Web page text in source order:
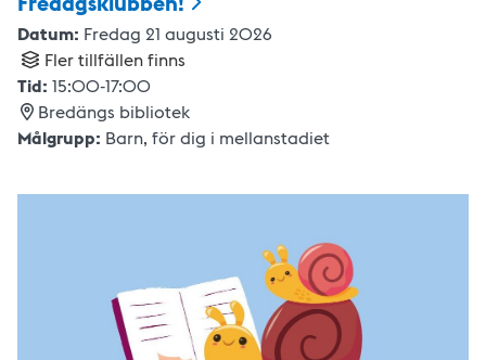
Datum: Fredag 21 augusti 2026
Fler tillfällen finns
Tid: 15:00-17:00
Bredängs bibliotek
Målgrupp: Barn, för dig i mellanstadiet